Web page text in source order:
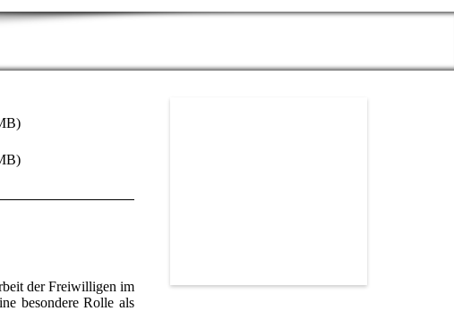
der Freiwilligen im
besondere Rolle als